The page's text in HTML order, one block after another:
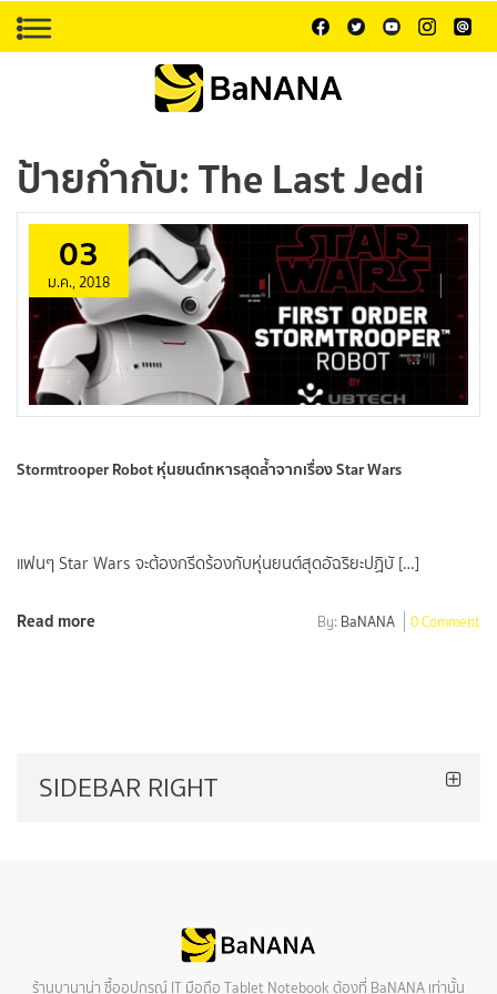
ป้ายกำกับ:The Last Jedi
03
ม.ค., 2018
Stormtrooper Robot หุ่นยนต์ทหารสุดล้ำจากเรื่อง Star Wars
แฟนๆ Star Wars จะต้องกรีดร้องกับหุ่นยนต์สุดอัฉริยะปฏิบั […]
Read more By: BaNANA 0 Comment
SIDEBAR RIGHT
ร้านบานาน่า ซื้ออุปกรณ์ IT มือถือ Tablet Notebook ต้องที่ BaNANA เท่านั้น